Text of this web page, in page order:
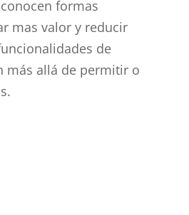
formas
mas valor y reducir
de
más allá de permitir o